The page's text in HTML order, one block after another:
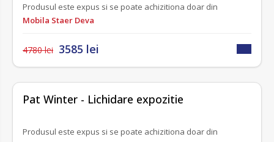
Produsul este expus si se poate achizitiona doar din
Mobila Staer Deva
4780 lei 3585 lei
LICHIDARE EXPOZITIE
-25%
Pat Winter - Lichidare expozitie
Produsul este expus si se poate achizitiona doar din